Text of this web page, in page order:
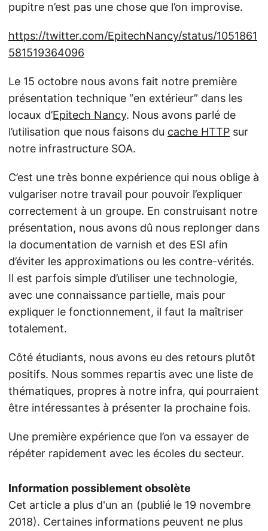
pupitre n’est pas une chose que l’on improvise.
https://twitter.com/EpitechNancy/status/1051861
581519364096
Le 15 octobre nous avons fait notre première
présentation technique “en extérieur” dans les
locaux d’Epitech Nancy. Nous avons parlé de
l’utilisation que nous faisons du cache HTTP sur
notre infrastructure SOA.
C’est une très bonne expérience qui nous oblige à
vulgariser notre travail pour pouvoir l’expliquer
correctement à un groupe. En construisant notre
présentation, nous avons dû nous replonger dans
la documentation de varnish et des ESI afin
d’éviter les approximations ou les contre-vérités.
Il est parfois simple d’utiliser une technologie,
avec une connaissance partielle, mais pour
expliquer le fonctionnement, il faut la maîtriser
totalement.
Côté étudiants, nous avons eu des retours plutôt
positifs. Nous sommes repartis avec une liste de
thématiques, propres à notre infra, qui pourraient
être intéressantes à présenter la prochaine fois.
Une première expérience que l’on va essayer de
répéter rapidement avec les écoles du secteur.
Information possiblement obsolète
Cet article a plus d'un an (publié le 19 novembre
2018). Certaines informations peuvent ne plus